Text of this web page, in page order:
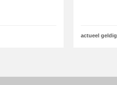
actueel geldig